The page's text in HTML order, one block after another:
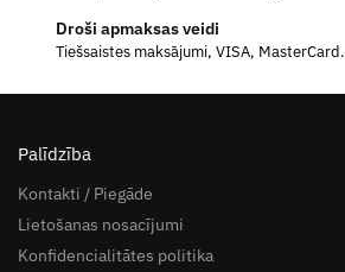
Droši apmaksas veidi
Tiešsaistes maksājumi, VISA, MasterCard.
Palīdzība
Kontakti / Piegāde
Lietošanas nosacījumi
Konfidencialitātes politika